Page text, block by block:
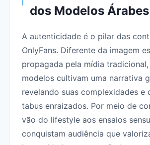
dos Modelos Árabes
A autenticidade é o pilar das
OnlyFans. Diferente da imagem
propagada pela mídia tradicional,
modelos cultivam uma narrativa
revelando suas complexidades e
tabus enraizados. Por meio de
vão do lifestyle aos ensaios
conquistam audiência que